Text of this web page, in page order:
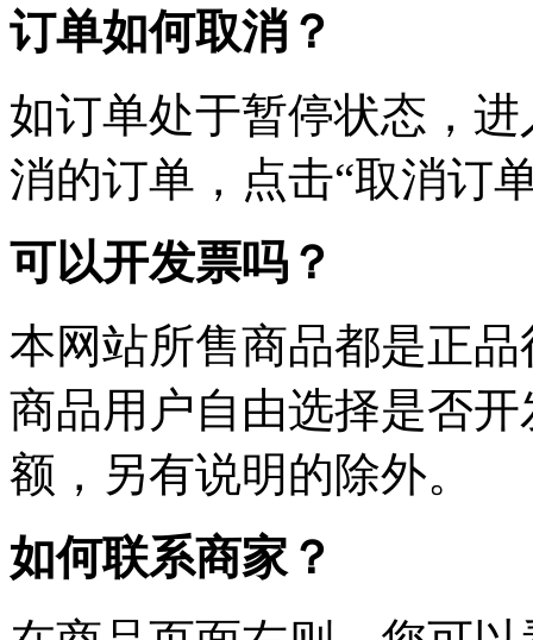
订单如何取消？
如订单处于暂停状态，
消的订单，点击“取消订
可以开发票吗？
本网站所售商品都是正
商品用户自由选择是否
额，另有说明的除外。
如何联系商家？